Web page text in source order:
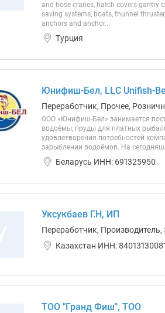
and hose cranes, hatch covers gantry
saving systems, boats, thunnel
anchors and anchor...
Турция
Юнифиш-Бел, LLC Unifish-
Переработчик, Прочее,
ООО «Юнифиш-Бел» занимается
водоёмы, пруды для платных
удовлетворения потребностей
зарыблении водоёмов. На
Беларусь ИНН: 691325950
Уксукбаев Г.Н, ИП
Переработчик, Производитель,
Казахстан ИНН:
ТОО "Гранд Фиш", ТОО